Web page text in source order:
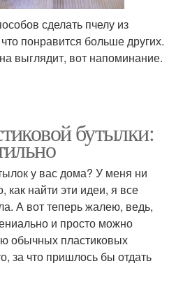
сделать пчелу из
понравится больше других.
выглядит, вот напоминание.
бутылки:
у вас дома? У меня ни
как найти эти идеи, я все
А вот теперь жалею, ведь,
и просто можно
обычных пластиковых
за что пришлось бы отдать